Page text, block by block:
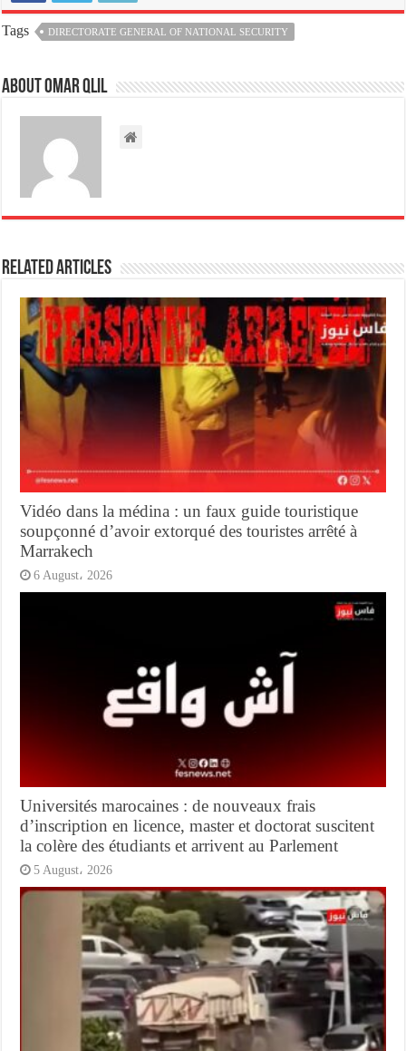
Tags DIRECTORATE GENERAL OF NATIONAL SECURITY
About omar qlil
Related Articles
Vidéo dans la médina : un faux guide touristique
soupçonné d’avoir extorqué des touristes arrêté à
Marrakech
6 August، 2026
Universités marocaines : de nouveaux frais
d’inscription en licence, master et doctorat suscitent
la colère des étudiants et arrivent au Parlement
5 August، 2026